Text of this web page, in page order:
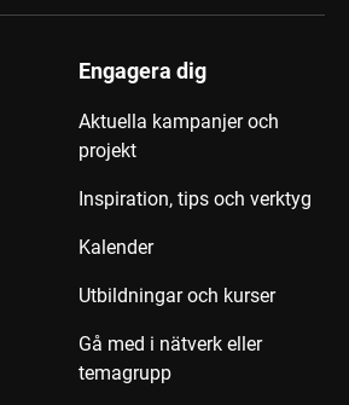
Engagera dig
Aktuella kampanjer och
projekt
Inspiration, tips och verktyg
Kalender
Utbildningar och kurser
Gå med i nätverk eller
temagrupp